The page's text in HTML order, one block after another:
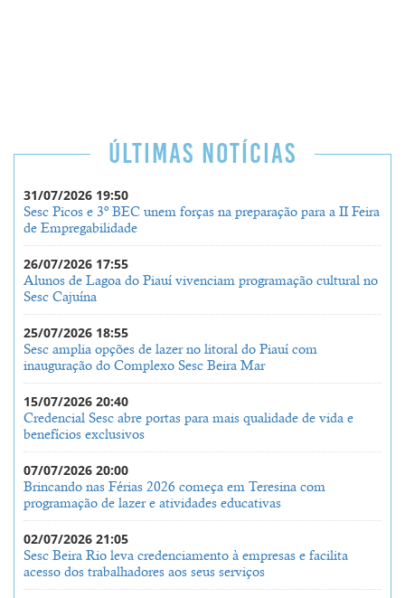
ÚLTIMAS NOTÍCIAS
31/07/2026 19:50
Sesc Picos e 3º BEC unem forças na preparação para a II Feira
de Empregabilidade
26/07/2026 17:55
Alunos de Lagoa do Piauí vivenciam programação cultural no
Sesc Cajuína
25/07/2026 18:55
Sesc amplia opções de lazer no litoral do Piauí com
inauguração do Complexo Sesc Beira Mar
15/07/2026 20:40
Credencial Sesc abre portas para mais qualidade de vida e
benefícios exclusivos
07/07/2026 20:00
Brincando nas Férias 2026 começa em Teresina com
programação de lazer e atividades educativas
02/07/2026 21:05
Sesc Beira Rio leva credenciamento à empresas e facilita
acesso dos trabalhadores aos seus serviços